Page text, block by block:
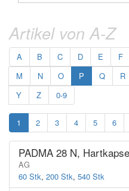
Artikel von A-Z
A B C D E F
M
N O P Q R
Y
Z 0-9
1 2 3 4 5 6
PADMA 28 N,
AG
60 Stk, 200 Stk, 540 Stk